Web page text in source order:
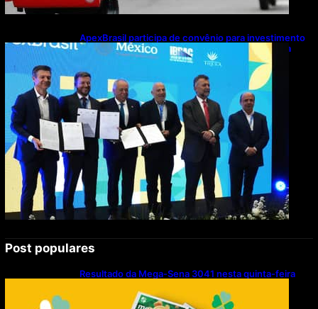
ApexBrasil participa de convênio para investimento
de R$ 2,63 milhões em exportações de cachaça
Post populares
Resultado da Mega-Sena 3041 nesta quinta-feira